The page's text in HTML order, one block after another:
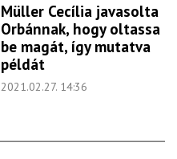
Müller Cecília javasolta
Orbánnak, hogy oltassa
be magát, így mutatva
példát
2021.02.27. 14:36